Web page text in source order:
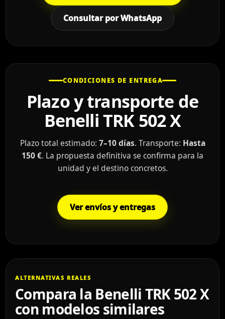
Consultar por WhatsApp
CONDICIONES DE ENTREGA
Plazo y transporte de
Benelli TRK 502 X
Plazo total estimado: 7–10 días. Transporte: Hasta
150 €. La propuesta definitiva se confirma para la
unidad y el destino concretos.
Ver envíos y entregas
ALTERNATIVAS REALES
Compara la Benelli TRK 502 X
con modelos similares